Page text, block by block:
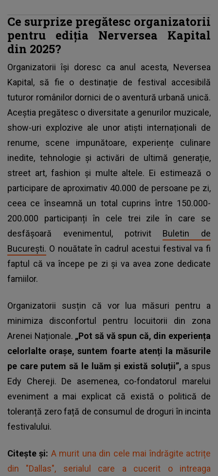
Ce surprize pregătesc organizatorii
pentru ediția Nerversea Kapital
din 2025?
Organizatorii își doresc ca anul acesta, Neversea
Kapital, să fie o destinație de festival accesibilă
tuturor românilor dornici de o aventură urbană unică.
Aceștia pregătesc o diversitate a genurilor muzicale,
show-uri explozive ale unor atiști internaționali de
renume, scene impunătoare, experiențe culinare
inedite, tehnologie și activări de ultimă generație,
street art, fashion și multe altele. Ei estimează o
participare de aproximativ 40.000 de persoane pe zi,
ceea ce înseamnă un total cuprins între 150.000-
200.000 participanți în cele trei zile în care se
desfășoară evenimentul, potrivit Buletin de
București. O nouătate în cadrul acestui festival va fi
faptul că va începe pe zi și va avea zone dedicate
famiilor.
Organizatorii susțin că vor lua măsuri pentru a
minimiza disconfortul pentru locuitorii din zona
Arenei Naționale. „Pot să vă spun că, din experiența
celorlalte orașe, suntem foarte atenți la măsurile
pe care putem să le luăm și există soluții”, a spus
Edy Chereji. De asemenea, co-fondatorul marelui
eveniment a mai explicat că există o politică de
toleranță zero față de consumul de droguri în incinta
festivalului.
Citește și: A murit una din cele mai îndrăgite actrițe
din "Dallas", serialul care a cucerit o intreaga